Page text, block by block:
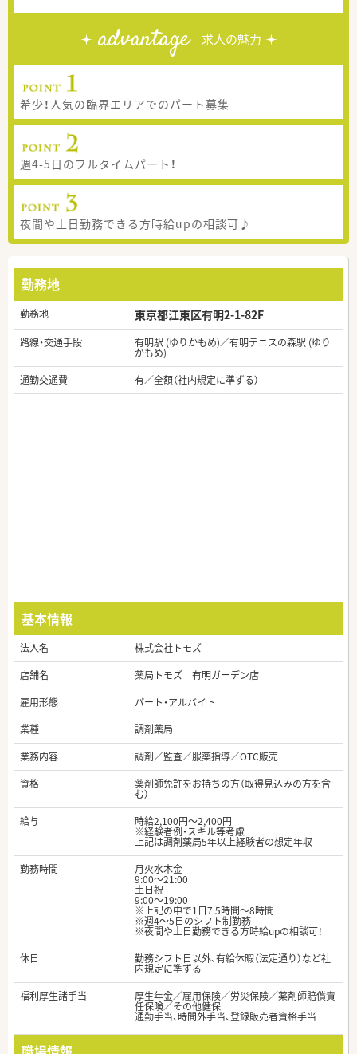
advantage 求人の魅力
希少！人気の臨界エリアでのパート募集
週4-5日のフルタイムパート！
夜間や土日勤務できる方時給upの相談可♪
勤務地
勤務地 東京都江東区有明2-1-82F
路線・交通手段 有明駅 (ゆりかもめ)／有明テニスの森駅 (ゆり
かもめ)
通勤交通費
有／全額（社内規定に準ずる）
基本情報
法人名
株式会社トモズ
店舗名
薬局トモズ 有明ガーデン店
雇用形態
パート・アルバイト
業種
調剤薬局
業務内容
調剤／監査／服薬指導／OTC販売
資格
薬剤師免許をお持ちの方（取得見込みの方を含
む）
給与
時給2,100円～2,400円
※経験者例・スキル等考慮
上記は調剤薬局5年以上経験者の想定年収
勤務時間
月火水木金
9:00〜21:00
土日祝
9:00〜19:00
※上記の中で1日7.5時間～8時間
※週4～5日のシフト制勤務
※夜間や土日勤務できる方時給upの相談可！
休日
勤務シフト日以外、有給休暇（法定通り）など社
内規定に準ずる
福利厚生諸手当
厚生年金／雇用保険／労災保険／薬剤師賠償責
任保険／その他健保
通勤手当、時間外手当、登録販売者資格手当